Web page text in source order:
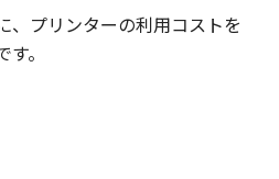
、プリンターの利用コストを
。